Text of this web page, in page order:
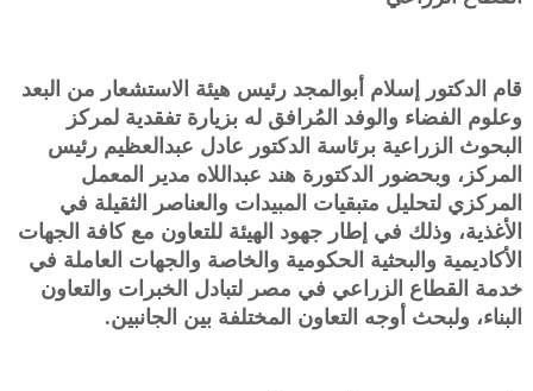
قام الدكتور إسلام أبوالمجد رئيس هيئة الاستشعار من البعد
وعلوم الفضاء والوفد المُرافق له بزيارة تفقدية لمركز
البحوث الزراعية برئاسة الدكتور عادل عبدالعظيم رئيس
المركز، وبحضور الدكتورة هند عبداللاه مدير المعمل
المركزي لتحليل متبقيات المبيدات والعناصر الثقيلة في
الأغذية، وذلك في إطار جهود الهيئة للتعاون مع كافة الجهات
الأكاديمية والبحثية الحكومية والخاصة والجهات العاملة في
خدمة القطاع الزراعي في مصر لتبادل الخبرات والتعاون
البناء، ولبحث أوجه التعاون المختلفة بين الجانبين.